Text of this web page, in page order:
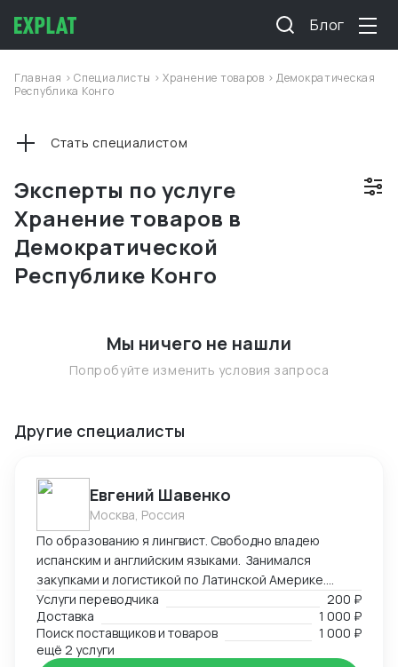
Блог
Главная >Специалисты >Хранение товаров >Демократическая
Республика Конго
Эксперты по услуге
Хранение товаров в
Демократической
Республике Конго
Стать специалистом
Мы ничего не нашли
Попробуйте изменить условия запроса
Другие специалисты
Евгений Шавенко
Москва, Россия
По образованию я лингвист. Свободно владею
испанским и английским языками. Занимался
закупками и логистикой по Латинской Америке.
Координировал, вел переговоры по закупке,
согласовал цены DDP. Перевозил товары до складов
компании. В данный момент занимаюсь
организацией импорта в Российскую Федерацию из
Услуги переводчика
200 ₽
Доставка
1 000 ₽
Поиск поставщиков и товаров
1 000 ₽
ещё 2 услуги